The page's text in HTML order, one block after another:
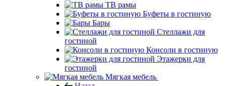
ТВ рамы
Буфеты в гостиную
Бары
Стеллажи для
гостиной
Консоли в гостиную
Этажерки для
гостиной
Мягкая мебель